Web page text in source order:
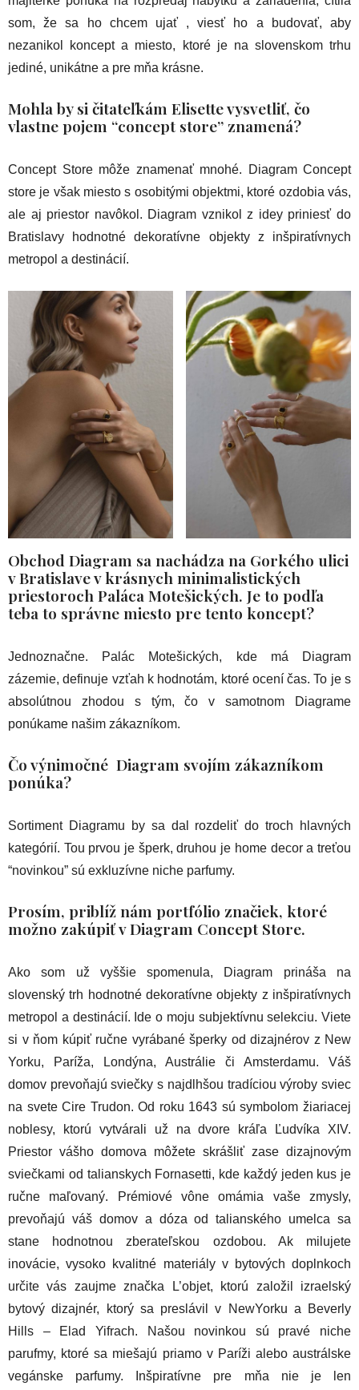
som, že sa ho chcem ujať , viesť ho a budovať, aby
nezanikol koncept a miesto, ktoré je na slovenskom trhu
jediné, unikátne a pre mňa krásne.
Mohla by si čitateľkám Elisette vysvetliť, čo
vlastne pojem “concept store” znamená?
Concept Store môže znamenať mnohé. Diagram Concept
store je však miesto s osobitými objektmi, ktoré ozdobia vás,
ale aj priestor navôkol. Diagram vznikol z idey priniesť do
Bratislavy hodnotné dekoratívne objekty z inšpiratívnych
metropol a destinácií.
Obchod Diagram sa nachádza na Gorkého ulici
v Bratislave v krásnych minimalistických
priestoroch Paláca Motešických. Je to podľa
teba to správne miesto pre tento koncept?
Jednoznačne. Palác Motešických, kde má Diagram
zázemie, definuje vzťah k hodnotám, ktoré ocení čas. To je s
absolútnou zhodou s tým, čo v samotnom Diagrame
ponúkame našim zákazníkom.
Čo výnimočné Diagram svojím zákazníkom
ponúka?
Sortiment Diagramu by sa dal rozdeliť do troch hlavných
kategórií. Tou prvou je šperk, druhou je home decor a treťou
“novinkou” sú exkluzívne niche parfumy.
Prosím, priblíž nám portfólio značiek, ktoré
možno zakúpiť v Diagram Concept Store.
Ako som už vyššie spomenula, Diagram prináša na
slovenský trh hodnotné dekoratívne objekty z inšpiratívnych
metropol a destinácií. Ide o moju subjektívnu selekciu. Viete
si v ňom kúpiť ručne vyrábané šperky od dizajnérov z New
Yorku, Paríža, Londýna, Austrálie či Amsterdamu. Váš
domov prevoňajú sviečky s najdlhšou tradíciou výroby sviec
na svete Cire Trudon. Od roku 1643 sú symbolom žiariacej
noblesy, ktorú vytvárali už na dvore kráľa Ľudvíka XIV.
Priestor vášho domova môžete skrášliť zase dizajnovým
sviečkami od talianskych Fornasetti, kde každý jeden kus je
ručne maľovaný. Prémiové vône omámia vaše zmysly,
prevoňajú váš domov a dóza od talianského umelca sa
stane hodnotnou zberateľskou ozdobou. Ak milujete
inovácie, vysoko kvalitné materiály v bytových doplnkoch
určite vás zaujme značka L’objet, ktorú založil izraelský
bytový dizajnér, ktorý sa preslávil v NewYorku a Beverly
Hills – Elad Yifrach. Našou novinkou sú pravé niche
parufmy, ktoré sa miešajú priamo v Paríži alebo austrálske
vegánske parfumy. Inšpiratívne pre mňa nie je len